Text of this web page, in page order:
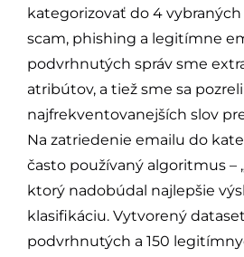
kategorizovať do 4
scam, phishing a legitímne
podvrhnutých správ sme
atribútov, a tiež sme sa
najfrekventovanejších slov
Na zatriedenie emailu do
často používaný algoritmus –
ktorý nadobúdal najlepšie
klasifikáciu. Vytvorený
podvrhnutých a 150